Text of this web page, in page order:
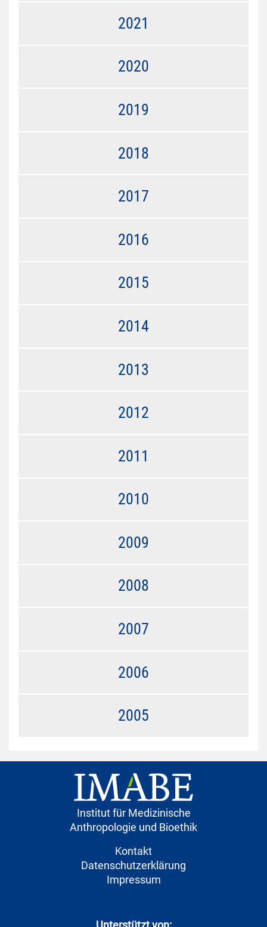
2021
2020
2019
2018
2017
2016
2015
2014
2013
2012
2011
2010
2009
2008
2007
2006
2005
Institut für Medizinische
Anthropologie und Bioethik
Kontakt
Datenschutzerklärung
Impressum